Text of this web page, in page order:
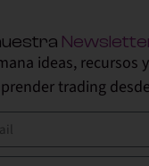
ideas, recursos
trading